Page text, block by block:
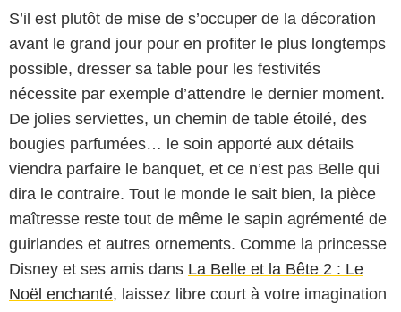
S’il est plutôt de mise de s’occuper de la décoration
avant le grand jour pour en profiter le plus longtemps
possible, dresser sa table pour les festivités
nécessite par exemple d’attendre le dernier moment.
De jolies serviettes, un chemin de table étoilé, des
bougies parfumées… le soin apporté aux détails
viendra parfaire le banquet, et ce n’est pas Belle qui
dira le contraire. Tout le monde le sait bien, la pièce
maîtresse reste tout de même le sapin agrémenté de
guirlandes et autres ornements. Comme la princesse
Disney et ses amis dans La Belle et la Bête 2 : Le
Noël enchanté, laissez libre court à votre imagination